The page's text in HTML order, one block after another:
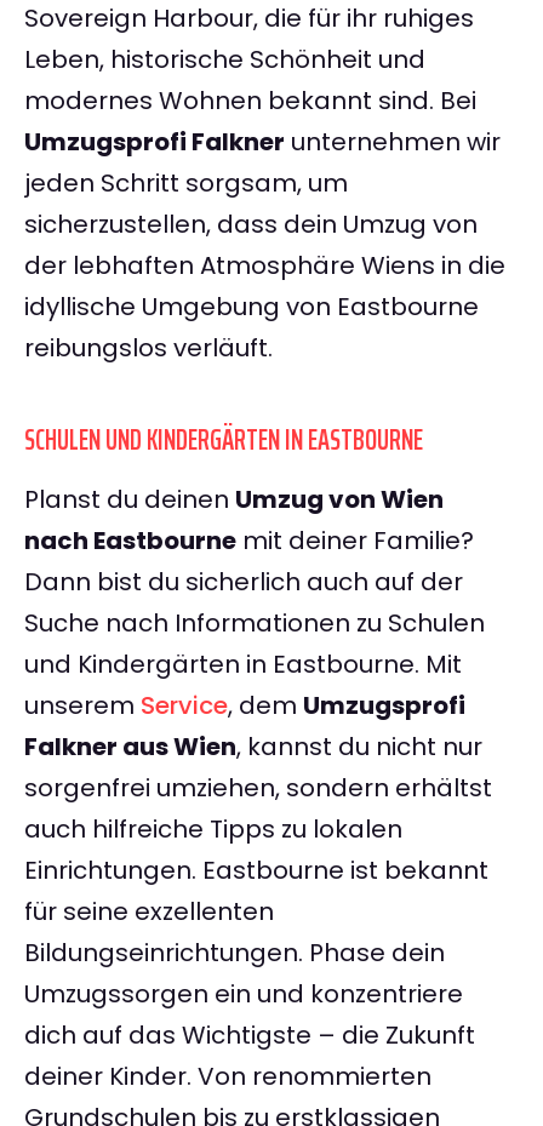
Sovereign Harbour, die für ihr ruhiges
Leben, historische Schönheit und
modernes Wohnen bekannt sind. Bei
Umzugsprofi Falkner unternehmen wir
jeden Schritt sorgsam, um
sicherzustellen, dass dein Umzug von
der lebhaften Atmosphäre Wiens in die
idyllische Umgebung von Eastbourne
reibungslos verläuft.
SCHULEN UND KINDERGÄRTEN IN EASTBOURNE
Planst du deinen Umzug von Wien
nach Eastbourne mit deiner Familie?
Dann bist du sicherlich auch auf der
Suche nach Informationen zu Schulen
und Kindergärten in Eastbourne. Mit
unserem Service, dem Umzugsprofi
Falkner aus Wien, kannst du nicht nur
sorgenfrei umziehen, sondern erhältst
auch hilfreiche Tipps zu lokalen
Einrichtungen. Eastbourne ist bekannt
für seine exzellenten
Bildungseinrichtungen. Phase dein
Umzugssorgen ein und konzentriere
dich auf das Wichtigste – die Zukunft
deiner Kinder. Von renommierten
Grundschulen bis zu erstklassigen